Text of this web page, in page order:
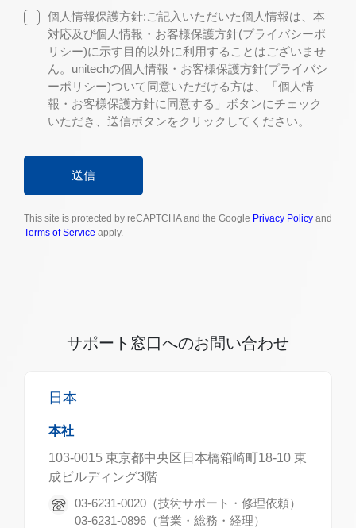
個人情報保護方針:ご記入いただいた個人情報は、本
対応及び個人情報・お客様保護方針(プライバシーポ
リシー)に示す目的以外に利用することはございませ
ん。unitechの個人情報・お客様保護方針(プライバシ
ーポリシー)ついて同意いただける方は、「個人情
報・お客様保護方針に同意する」ボタンにチェック
いただき、送信ボタンをクリックしてください。
送信
This site is protected by reCAPTCHA and the Google Privacy Policy and
Terms of Service apply.
サポート窓口へのお問い合わせ
日本
本社
103-0015 東京都中央区日本橋箱崎町18-10 東
成ビルディング3階
03-6231-0020（技術サポート・修理依頼）
03-6231-0896（営業・総務・経理）